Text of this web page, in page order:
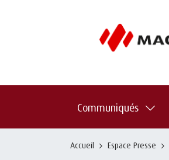
Communiqués
Accueil Espace Presse